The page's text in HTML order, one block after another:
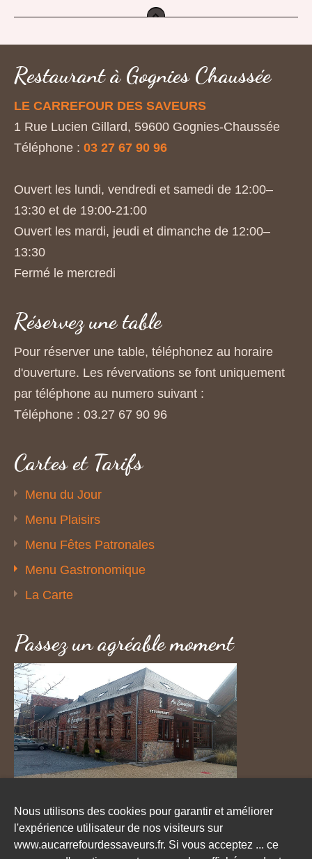
top
Restaurant à Gognies Chaussée
LE CARREFOUR DES SAVEURS
1 Rue Lucien Gillard, 59600 Gognies-Chaussée
Téléphone : 03 27 67 90 96
Ouvert les lundi, vendredi et samedi de 12:00–
13:30 et de 19:00-21:00
Ouvert les mardi, jeudi et dimanche de 12:00–
13:30
Fermé le mercredi
Réservez une table
Pour réserver une table, téléphonez au horaire
d'ouverture. Les révervations se font uniquement
par téléphone au numero suivant :
Téléphone : 03.27 67 90 96
Cartes et Tarifs
Menu du Jour
Menu Plaisirs
Menu Fêtes Patronales
Menu Gastronomique
La Carte
Passez un agréable moment
Menu Fêtes Patronales
Menu du jour
Nous utilisons des cookies pour garantir et améliorer
l'expérience utilisateur de nos visiteurs sur
www.aucarrefourdessaveurs.fr. Si vous acceptez ... ce